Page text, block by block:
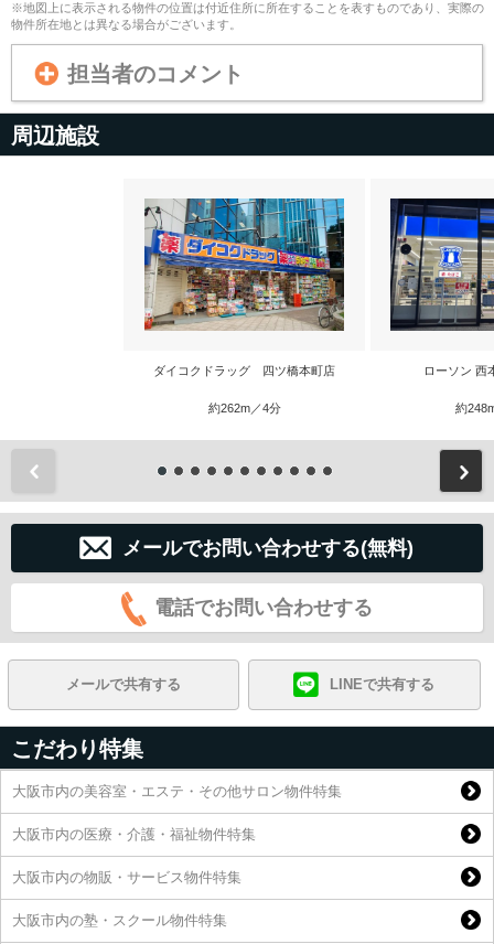
※地図上に表示される物件の位置は付近住所に所在することを表すものであり、実際の
物件所在地とは異なる場合がございます。
担当者のコメント
周辺施設
ダイコクドラッグ 四ツ橋本町店
約262m／4分
ローソン 西
約
メールでお問い合わせする(無料)
電話でお問い合わせする
メールで共有する LINEで共有する
こだわり特集
大阪市内の美容室・エステ・その他サロン物件特集
大阪市内の医療・介護・福祉物件特集
大阪市内の物販・サービス物件特集
大阪市内の塾・スクール物件特集